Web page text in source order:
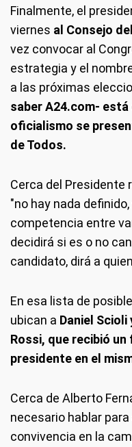
Finalmente, el
viernes al Consejo
vez convocar al
estrategia y el
a las próximas
saber A24.com-
oficialismo se
de Todos.
Cerca del Presidente
"no hay nada
competencia entre
decidirá si es o no
candidato, dirá a
En esa lista de
ubican a Daniel
Rossi, que recibió
presidente en el
Cerca de Alberto
necesario hablar
convivencia en la